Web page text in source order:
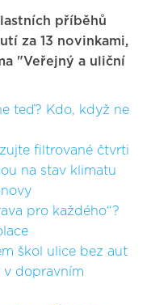
příběhů
za 13 novinkami,
"Veřejný a uliční
teď? Kdo, když ne
filtrované čtvrti
na stav klimatu
pro každého“?
škol ulice bez aut
v dopravním